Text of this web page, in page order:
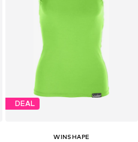
DEAL
WINSHAPE